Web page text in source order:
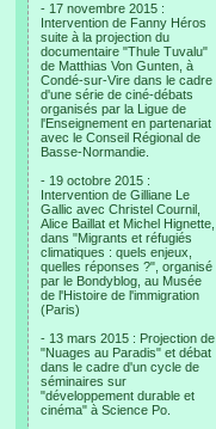
- 17 novembre 2015 :
Intervention de Fanny Héros
suite à la projection du
documentaire "Thule Tuvalu"
de Matthias Von Gunten, à
Condé-sur-Vire dans le cadre
d'une série de ciné-débats
organisés par la Ligue de
l'Enseignement en partenariat
avec le Conseil Régional de
Basse-Normandie.
- 19 octobre 2015 :
Intervention de Gilliane Le
Gallic avec Christel Cournil,
Alice Baillat et Michel Hignette,
dans "Migrants et réfugiés
climatiques : quels enjeux,
quelles réponses ?", organisé
par le Bondyblog, au Musée
de l'Histoire de l'immigration
(Paris)
- 13 mars 2015 : Projection de
"Nuages au Paradis" et débat
dans le cadre d'un cycle de
séminaires sur
"développement durable et
cinéma" à Science Po.